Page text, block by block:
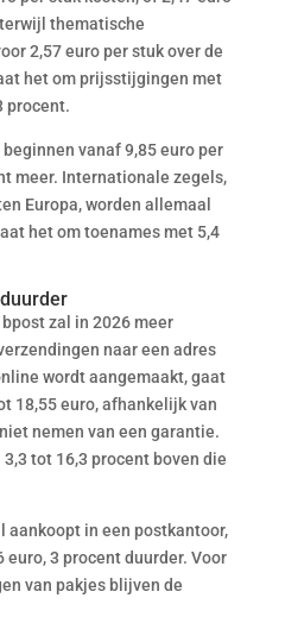
thematische
2,57 euro per stuk over de
het om prijsstijgingen met
procent.
vanaf 9,85 euro per
meer. Internationale zegels,
Europa, worden allemaal
het om toenames met 5,4
zal in 2026 meer
naar een adres
wordt aangemaakt, gaat
18,55 euro, afhankelijk van
nemen van een garantie.
tot 16,3 procent boven die
aankoopt in een postkantoor,
euro, 3 procent duurder. Voor
van pakjes blijven de